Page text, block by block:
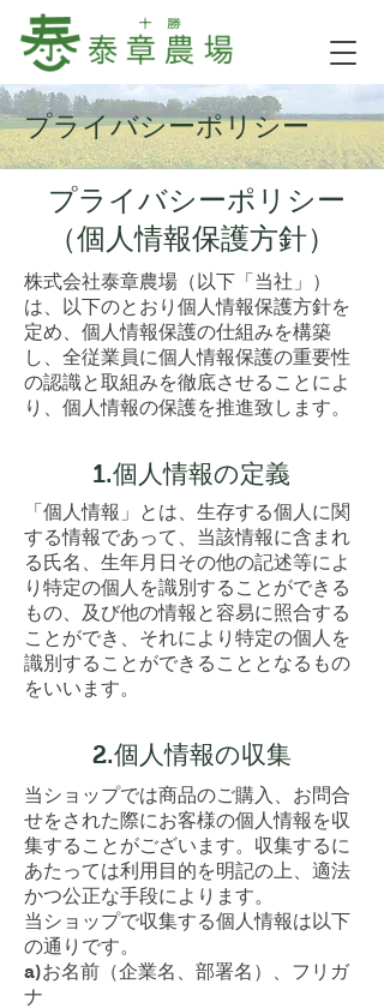
プライバシーポリシー
プライバシーポリシー
（個人情報保護方針）
株式会社泰章農場（以下「当社」）
は、以下のとおり個人情報保護方針を
定め、個人情報保護の仕組みを構築
し、全従業員に個人情報保護の重要性
の認識と取組みを徹底させることによ
り、個人情報の保護を推進致します。
1.個人情報の定義
「個人情報」とは、生存する個人に関
する情報であって、当該情報に含まれ
る氏名、生年月日その他の記述等によ
り特定の個人を識別することができる
もの、及び他の情報と容易に照合する
ことができ、それにより特定の個人を
識別することができることとなるもの
をいいます。
2.個人情報の収集
当ショップでは商品のご購入、お問合
せをされた際にお客様の個人情報を収
集することがございます。収集するに
あたっては利用目的を明記の上、適法
かつ公正な手段によります。
当ショップで収集する個人情報は以下
の通りです。
a)お名前（企業名、部署名）、フリガ
ナ